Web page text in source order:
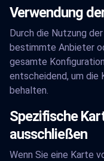
Verwendung
Durch die Nutzung
bestimmte Anbieter
gesamte
entscheidend, um die
behalten.
Spezifische
ausschließen
Wenn Sie eine Karte